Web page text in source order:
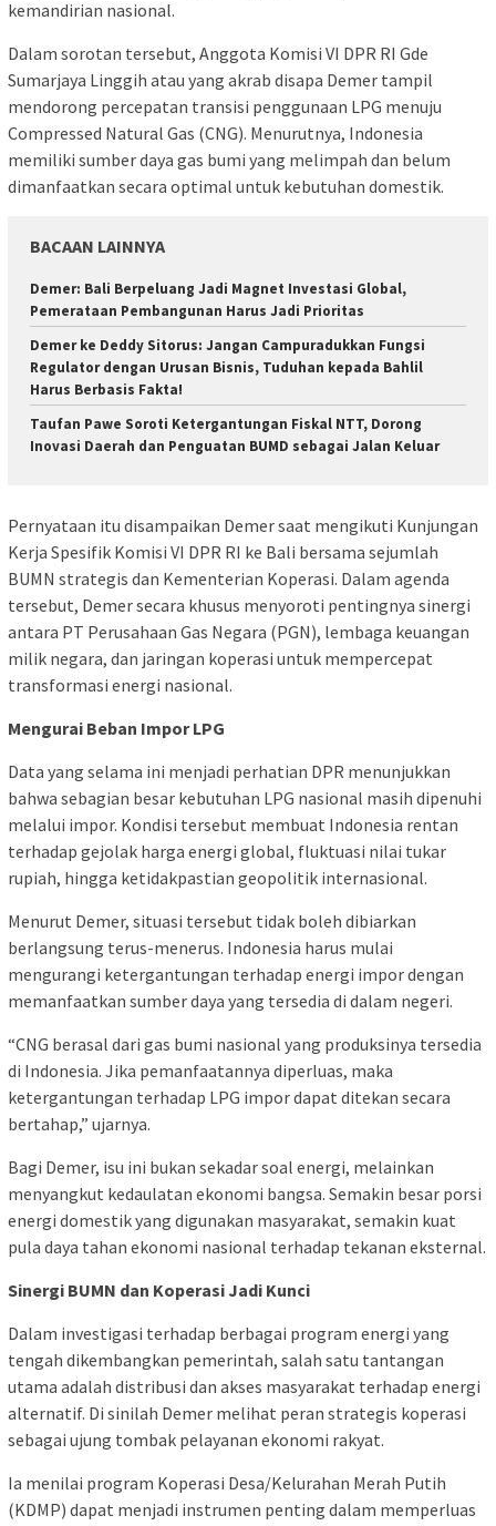
kemandirian nasional.
Dalam sorotan tersebut, Anggota Komisi VI DPR RI Gde
Sumarjaya Linggih atau yang akrab disapa Demer tampil
mendorong percepatan transisi penggunaan LPG menuju
Compressed Natural Gas (CNG). Menurutnya, Indonesia
memiliki sumber daya gas bumi yang melimpah dan belum
dimanfaatkan secara optimal untuk kebutuhan domestik.
BACAAN LAINNYA
Demer: Bali Berpeluang Jadi Magnet Investasi Global,
Pemerataan Pembangunan Harus Jadi Prioritas
Demer ke Deddy Sitorus: Jangan Campuradukkan Fungsi
Regulator dengan Urusan Bisnis, Tuduhan kepada Bahlil
Harus Berbasis Fakta!
Taufan Pawe Soroti Ketergantungan Fiskal NTT, Dorong
Inovasi Daerah dan Penguatan BUMD sebagai Jalan Keluar
Pernyataan itu disampaikan Demer saat mengikuti Kunjungan
Kerja Spesifik Komisi VI DPR RI ke Bali bersama sejumlah
BUMN strategis dan Kementerian Koperasi. Dalam agenda
tersebut, Demer secara khusus menyoroti pentingnya sinergi
antara PT Perusahaan Gas Negara (PGN), lembaga keuangan
milik negara, dan jaringan koperasi untuk mempercepat
transformasi energi nasional.
Mengurai Beban Impor LPG
Data yang selama ini menjadi perhatian DPR menunjukkan
bahwa sebagian besar kebutuhan LPG nasional masih dipenuhi
melalui impor. Kondisi tersebut membuat Indonesia rentan
terhadap gejolak harga energi global, fluktuasi nilai tukar
rupiah, hingga ketidakpastian geopolitik internasional.
Menurut Demer, situasi tersebut tidak boleh dibiarkan
berlangsung terus-menerus. Indonesia harus mulai
mengurangi ketergantungan terhadap energi impor dengan
memanfaatkan sumber daya yang tersedia di dalam negeri.
“CNG berasal dari gas bumi nasional yang produksinya tersedia
di Indonesia. Jika pemanfaatannya diperluas, maka
ketergantungan terhadap LPG impor dapat ditekan secara
bertahap,” ujarnya.
Bagi Demer, isu ini bukan sekadar soal energi, melainkan
menyangkut kedaulatan ekonomi bangsa. Semakin besar porsi
energi domestik yang digunakan masyarakat, semakin kuat
pula daya tahan ekonomi nasional terhadap tekanan eksternal.
Sinergi BUMN dan Koperasi Jadi Kunci
Dalam investigasi terhadap berbagai program energi yang
tengah dikembangkan pemerintah, salah satu tantangan
utama adalah distribusi dan akses masyarakat terhadap energi
alternatif. Di sinilah Demer melihat peran strategis koperasi
sebagai ujung tombak pelayanan ekonomi rakyat.
Ia menilai program Koperasi Desa/Kelurahan Merah Putih
(KDMP) dapat menjadi instrumen penting dalam memperluas